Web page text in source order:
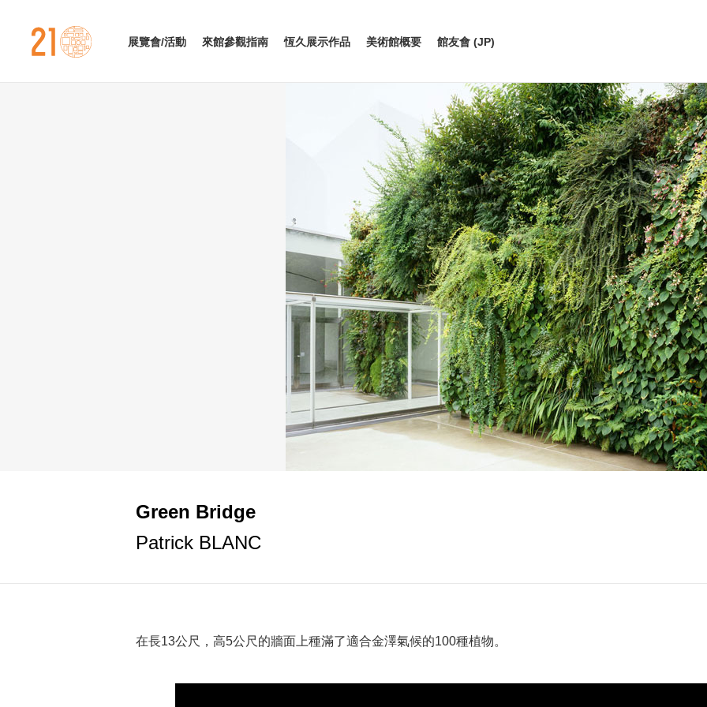
金澤21世紀美術館
展覽會/活動 來館參觀指南 恆久展示作品 美術館概要 館友會 (JP)
Green Bridge
Patrick BLANC
在長13公尺，高5公尺的牆面上種滿了適合金澤氣候的100種植物。